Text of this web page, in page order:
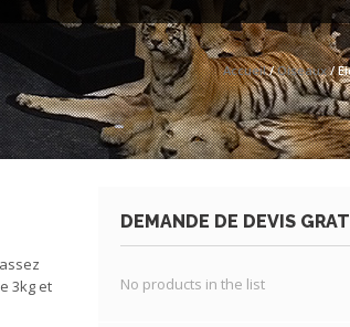
Accueil/Oiseaux/
3kg et
DEMANDE DE DEVIS
No products in the list